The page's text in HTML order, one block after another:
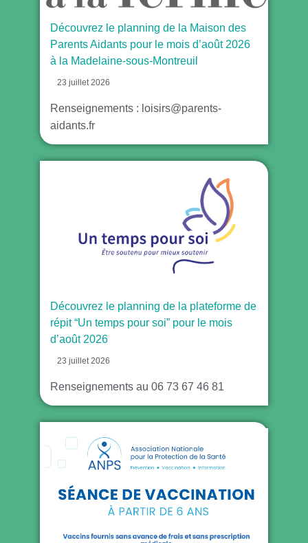
Découvrez le planning de la Maison des
Parents Aidants pour le mois d’août 2026
à la Madelaine-sous-Montreuil
23 juillet 2026
Renseignements : loisirs@parents-
aidants.fr
Découvrez le planning de la plateforme de
répit “Un temps pour soi” pour le mois
d’août 2026
23 juillet 2026
Renseignements au 06 73 67 46 81